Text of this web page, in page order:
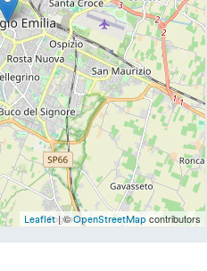
Leaflet| ©OpenStreetMap contributors